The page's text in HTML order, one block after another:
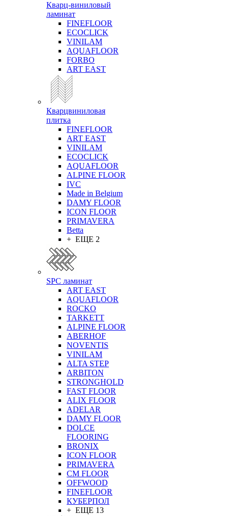
Кварц-виниловый
ламинат
FINEFLOOR
ECOCLICK
VINILAM
AQUAFLOOR
FORBO
ART EAST
Кварцвиниловая
плитка
FINEFLOOR
ART EAST
VINILAM
ECOCLICK
AQUAFLOOR
ALPINE FLOOR
IVC
Made in Belgium
DAMY FLOOR
ICON FLOOR
PRIMAVERA
Betta
+ ЕЩЕ 2
SPC ламинат
ART EAST
AQUAFLOOR
ROCKO
TARKETT
ALPINE FLOOR
ABERHOF
NOVENTIS
VINILAM
ALTA STEP
ARBITON
STRONGHOLD
FAST FLOOR
ALIX FLOOR
ADELAR
DAMY FLOOR
DOLCE
FLOORING
BRONIX
ICON FLOOR
PRIMAVERA
CM FLOOR
OFFWOOD
FINEFLOOR
КУБЕРПОЛ
+ ЕЩЕ 13